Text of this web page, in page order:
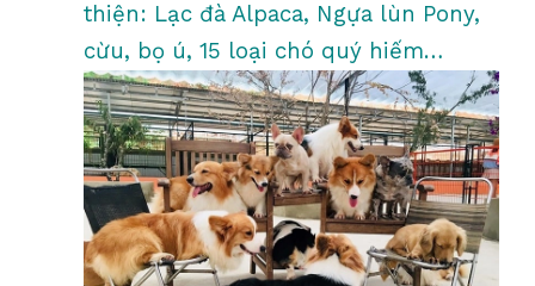
thiện: Lạc đà Alpaca, Ngựa lùn Pony,
cừu, bọ ú, 15 loại chó quý hiếm…